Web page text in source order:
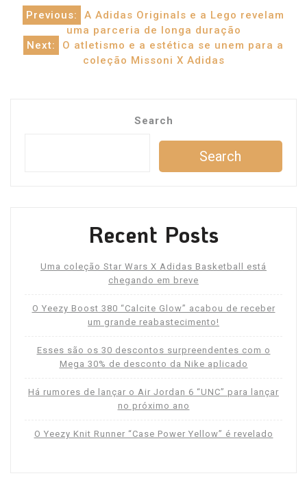
Post
navigation
Previous:
A Adidas Originals e a Lego revelam
uma parceria de longa duração
Next:
O atletismo e a estética se unem para a
coleção Missoni X Adidas
Search
Search
Recent Posts
Uma coleção Star Wars X Adidas Basketball está
chegando em breve
O Yeezy Boost 380 “Calcite Glow” acabou de receber
um grande reabastecimento!
Esses são os 30 descontos surpreendentes com o
Mega 30% de desconto da Nike aplicado
Há rumores de lançar o Air Jordan 6 “UNC” para lançar
no próximo ano
O Yeezy Knit Runner “Case Power Yellow” é revelado